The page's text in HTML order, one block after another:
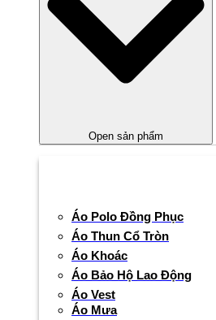
Open sản phẩm
Áo Polo Đồng Phục
Áo Thun Cổ Tròn
Áo Khoác
Áo Bảo Hộ Lao Động
Áo Vest
Áo Mưa